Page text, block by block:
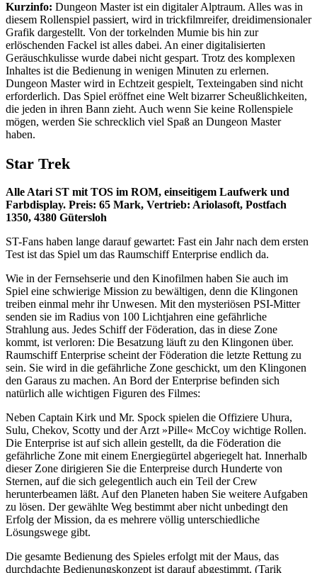
Kurzinfo: Dungeon Master ist ein digitaler Alptraum. Alles was in
diesem Rollenspiel passiert, wird in trickfilmreifer, dreidimensionaler
Grafik dargestellt. Von der torkelnden Mumie bis hin zur
erlöschenden Fackel ist alles dabei. An einer digitalisierten
Geräuschkulisse wurde dabei nicht gespart. Trotz des komplexen
Inhaltes ist die Bedienung in wenigen Minuten zu erlernen.
Dungeon Master wird in Echtzeit gespielt, Texteingaben sind nicht
erforderlich. Das Spiel eröffnet eine Welt bizarrer Scheußlichkeiten,
die jeden in ihren Bann zieht. Auch wenn Sie keine Rollenspiele
mögen, werden Sie schrecklich viel Spaß an Dungeon Master
haben.
Star Trek
Alle Atari ST mit TOS im ROM, einseitigem Laufwerk und
Farbdisplay. Preis: 65 Mark, Vertrieb: Ariolasoft, Postfach
1350, 4380 Gütersloh
ST-Fans haben lange darauf gewartet: Fast ein Jahr nach dem ersten
Test ist das Spiel um das Raumschiff Enterprise endlich da.
Wie in der Fernsehserie und den Kinofilmen haben Sie auch im
Spiel eine schwierige Mission zu bewältigen, denn die Klingonen
treiben einmal mehr ihr Unwesen. Mit den mysteriösen PSI-Mitter
senden sie im Radius von 100 Lichtjahren eine gefährliche
Strahlung aus. Jedes Schiff der Föderation, das in diese Zone
kommt, ist verloren: Die Besatzung läuft zu den Klingonen über.
Raumschiff Enterprise scheint der Föderation die letzte Rettung zu
sein. Sie wird in die gefährliche Zone geschickt, um den Klingonen
den Garaus zu machen. An Bord der Enterprise befinden sich
natürlich alle wichtigen Figuren des Filmes:
Neben Captain Kirk und Mr. Spock spielen die Offiziere Uhura,
Sulu, Chekov, Scotty und der Arzt »Pille« McCoy wichtige Rollen.
Die Enterprise ist auf sich allein gestellt, da die Föderation die
gefährliche Zone mit einem Energiegürtel abgeriegelt hat. Innerhalb
dieser Zone dirigieren Sie die Enterpreise durch Hunderte von
Sternen, auf die sich gelegentlich auch ein Teil der Crew
herunterbeamen läßt. Auf den Planeten haben Sie weitere Aufgaben
zu lösen. Der gewählte Weg bestimmt aber nicht unbedingt den
Erfolg der Mission, da es mehrere völlig unterschiedliche
Lösungswege gibt.
Die gesamte Bedienung des Spieles erfolgt mit der Maus, das
durchdachte Bedienungskonzept ist darauf abgestimmt. (Tarik